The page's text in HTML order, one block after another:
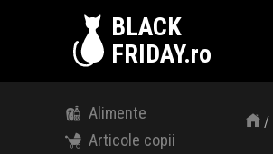
BLACK
FRIDAY.ro
Alimente
Articole copii
/